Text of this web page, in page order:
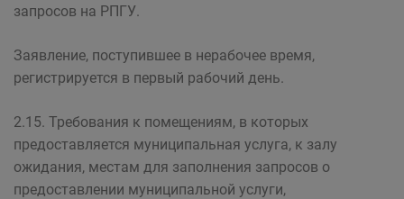
запросов на РПГУ.
Заявление, поступившее в нерабочее время,
регистрируется в первый рабочий день.
2.15. Требования к помещениям, в которых
предоставляется муниципальная услуга, к залу
ожидания, местам для заполнения запросов о
предоставлении муниципальной услуги,